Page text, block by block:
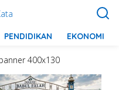
PENDIDIKAN EKONOMI